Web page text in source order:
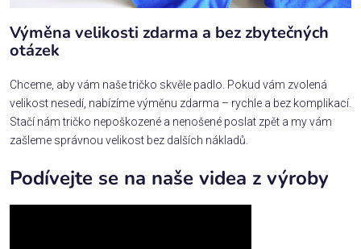
Výměna velikosti zdarma a bez zbytečných
otázek
Chceme, aby vám naše tričko skvěle padlo. Pokud vám zvolená
velikost nesedí, nabízíme výměnu zdarma – rychle a bez komplikací.
Stačí nám tričko nepoškozené a nenošené poslat zpět a my vám
zašleme správnou velikost bez dalších nákladů.
Podívejte se na naše videa z výroby